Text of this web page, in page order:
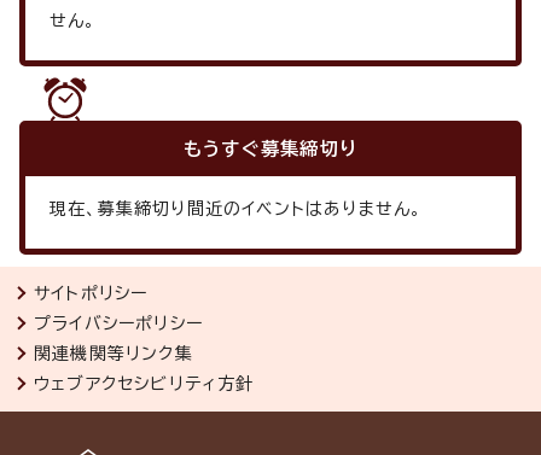
せん。
もうすぐ募集締切り
現在、募集締切り間近のイベントはありません。
サイトポリシー
プライバシーポリシー
関連機関等リンク集
ウェブアクセシビリティ方針